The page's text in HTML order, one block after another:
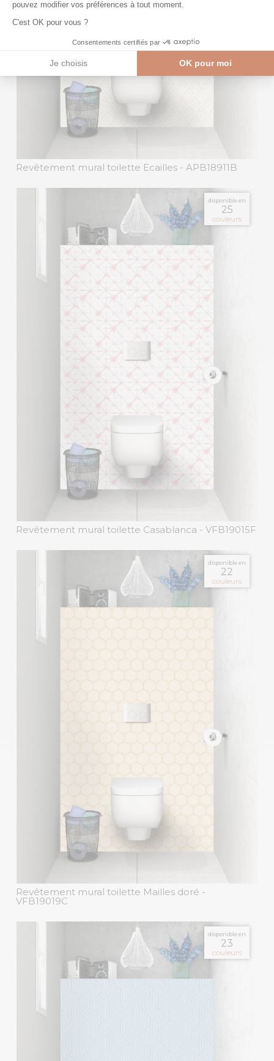
Revêtement mural toilette Ecailles - APB18911B
disponible en
25
couleurs
Revêtement mural toilette Casablanca - VFB19015F
disponible en
22
couleurs
Revêtement mural toilette Mailles doré -
VFB19019C
disponible en
23
couleurs